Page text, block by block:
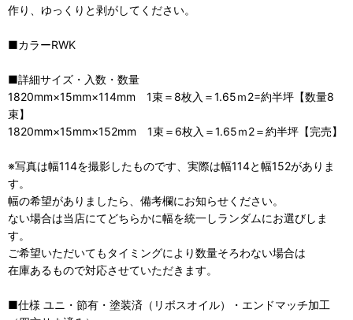
作り、ゆっくりと剥がしてください。
■カラーRWK
■詳細サイズ・入数・数量
1820mm×15mm×114mm 1束＝8枚入＝1.65ｍ2=約半坪【数量8
束】
1820mm×15mm×152mm 1束＝6枚入＝1.65ｍ2＝約半坪【完売】
※写真は幅114を撮影したものです、実際は幅114と幅152がありま
す。
幅の希望がありましたら、備考欄にお知らせください。
ない場合は当店にてどちらかに幅を統一しランダムにお選びしま
す。
ご希望いただいてもタイミングにより数量そろわない場合は
在庫あるもので対応させていただきます。
■仕様 ユニ・節有・塗装済（リボスオイル）・エンドマッチ加工